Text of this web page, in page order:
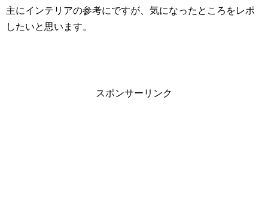
主にインテリアの参考にですが、気になったところをレポ
したいと思います。
スポンサーリンク